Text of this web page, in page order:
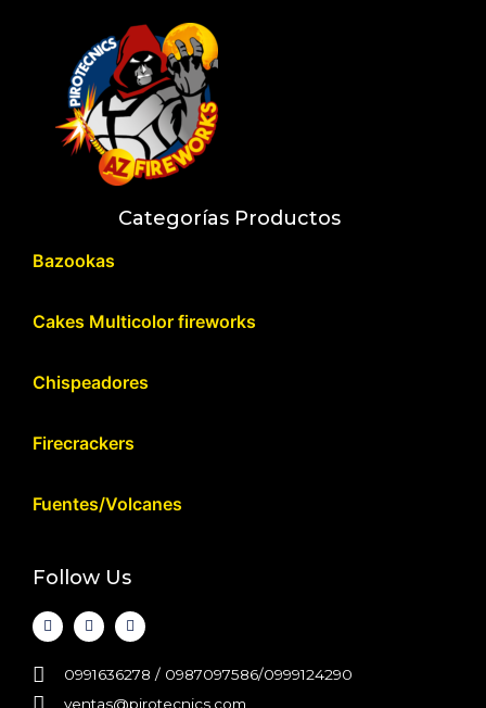
Categorías Productos
Bazookas
Cakes Multicolor fireworks
Chispeadores
Firecrackers
Fuentes/Volcanes
Follow Us
0991636278 / 0987097586/0999124290
ventas@pirotecnics.com​